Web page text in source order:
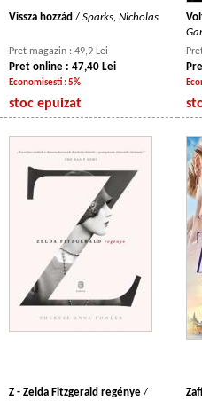
Vissza hozzád / Sparks, Nicholas
Pret magazin : 49,9 Lei
Pret online : 47,40 Lei
Economisesti : 5%
stoc epuizat
Z - Zelda Fitzgerald regénye /